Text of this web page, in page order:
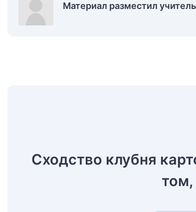
Материал разместил
Сходство клубня
том,